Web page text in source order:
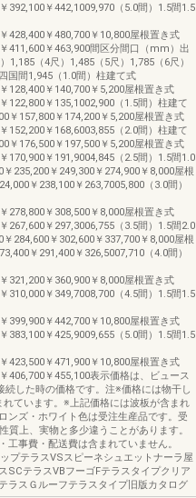
392,100￥442,1009,970（5.0間）1.5間1.5
428,400￥480,700￥10,800屋根置き式
411,600￥463,900間区分間口（mm）出
1,185（4尺）1,485（5尺）1,785（6尺）
国間1,945（1.0間）柱建て式
128,400￥140,700￥5,200屋根置き式
122,800￥135,1002,900（1.5間）柱建て
￥157,800￥174,200￥5,200屋根置き式
152,200￥168,6003,855（2.0間）柱建て
￥176,500￥197,500￥5,200屋根置き式
170,900￥191,9004,845（2.5間）1.5間1.0
235,200￥249,300￥274,900￥8,000屋根
￥238,100￥263,7005,800（3.0間）
278,800￥308,500￥8,000屋根置き式
267,600￥297,3006,755（3.5間）1.5間2.0
284,600￥302,600￥337,700￥8,000屋根
￥291,400￥326,5007,710（4.0間）
321,200￥360,900￥8,000屋根置き式
310,000￥349,7008,700（4.5間）1.5間1.5
399,900￥442,700￥10,800屋根置き式
383,100￥425,9009,655（5.0間）1.5間1.5
423,500￥471,900￥10,800屋根置き式
406,700￥455,100表示価格は、ビュース
続した時の価格です。注※価格には物干し
れています。※上記価格には波板が含まれ
ンズ・ホワイト色は受注生産品です。受
質上、実物と多少違うことがあります。
工事費・配送費は含まれていません。
プテラスVSスピーネシュエットナーラ屋
SCテラスVBフーゴFテラスタイプクリア
ラスＧルーフテラスタイプ旧版カタログ